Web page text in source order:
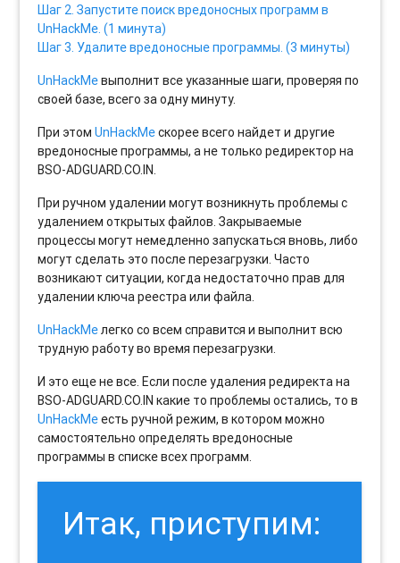
Шаг 2. Запустите поиск вредоносных программ в
UnHackMe. (1 минута)
Шаг 3. Удалите вредоносные программы. (3 минуты)
UnHackMeвыполнит все указанные шаги, проверяя по
своей базе, всего за одну минуту.
При этомUnHackMeскорее всего найдет и другие
вредоносные программы, а не только редиректор на
BSO-ADGUARD.CO.IN.
При ручном удалении могут возникнуть проблемы с
удалением открытых файлов. Закрываемые
процессы могут немедленно запускаться вновь, либо
могут сделать это после перезагрузки. Часто
возникают ситуации, когда недостаточно прав для
удалении ключа реестра или файла.
UnHackMeлегко со всем справится и выполнит всю
трудную работу во время перезагрузки.
И это еще не все. Если после удаления редиректа на
BSO-ADGUARD.CO.IN какие то проблемы остались, то в
UnHackMeесть ручной режим, в котором можно
самостоятельно определять вредоносные
программы в списке всех программ.
Итак, приступим: